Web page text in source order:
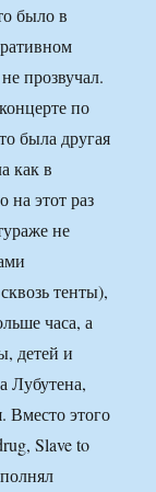
было в
прозвучал.
по
была другая
как в
этот раз
не
тенты),
часа, а
детей и
Лубутена,
Вместо этого
Slave to